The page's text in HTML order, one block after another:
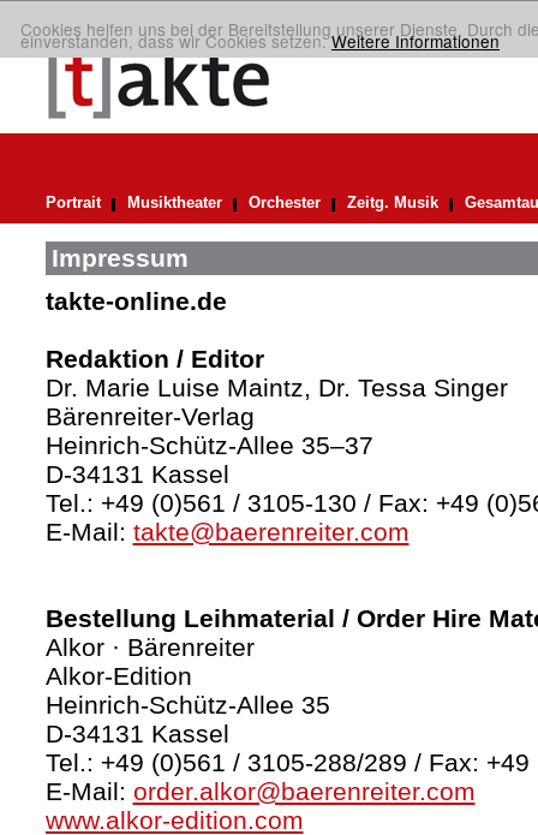
Cookies helfen uns bei der Bereitstellung unserer Dienste. Durch
einverstanden, dass wir Cookies setzen.Weitere Informationen
Portrait Musiktheater Orchester Zeitg. Musik
Impressum
takte-online.de
Redaktion / Editor
Dr. Marie Luise Maintz, Dr. Tessa Singer
Bärenreiter-Verlag
Heinrich-Schütz-Allee 35–37
D-34131 Kassel
Tel.: +49 (0)561 / 3105-130 / Fax: +49
E-Mail: takte@baerenreiter.com
Bestellung Leihmaterial / Order Hire
Alkor · Bärenreiter
Alkor-Edition
Heinrich-Schütz-Allee 35
D-34131 Kassel
Tel.: +49 (0)561 / 3105-288/289 / Fax:
E-Mail: order.alkor@baerenreiter.com
www.alkor-edition.com